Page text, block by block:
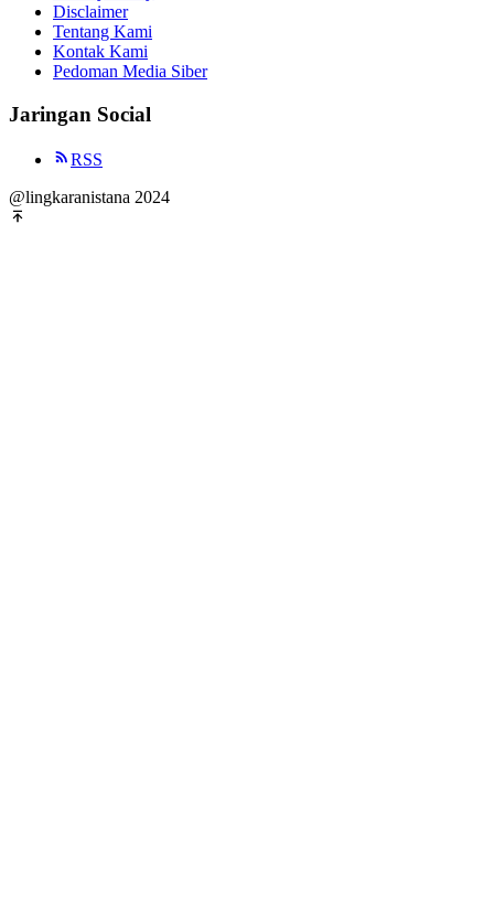
Disclaimer
Tentang Kami
Kontak Kami
Pedoman Media Siber
Jaringan Social
RSS
@lingkaranistana 2024